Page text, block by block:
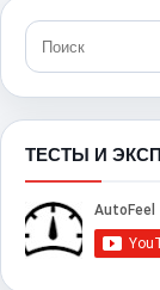
ТЕСТЫ И